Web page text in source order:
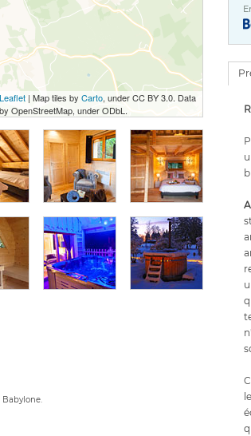
Leaflet | Map tiles by Carto, under CC BY 3.0. Data
by OpenStreetMap, under ODbL.